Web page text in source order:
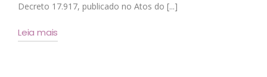
Decreto 17.917, publicado no Atos do [...]
Leia mais